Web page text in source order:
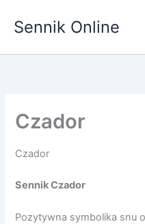
Sennik Online
Czador
Czador
Sennik Czador
Pozytywna symbolika snu